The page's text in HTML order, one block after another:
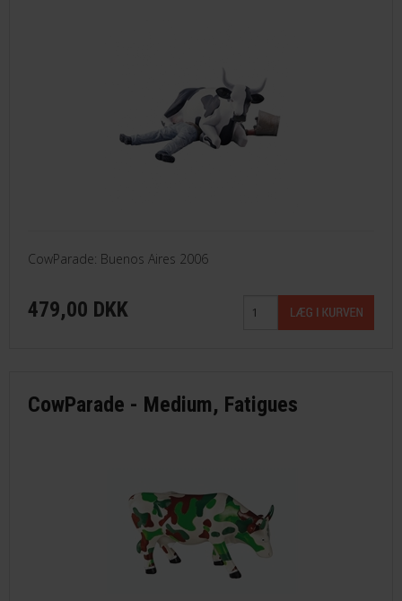
CowParade: Buenos Aires 2006
479,00 DKK
CowParade - Medium, Fatigues